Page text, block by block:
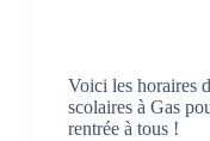
Voici les horaires
scolaires à Gas
rentrée à tous !